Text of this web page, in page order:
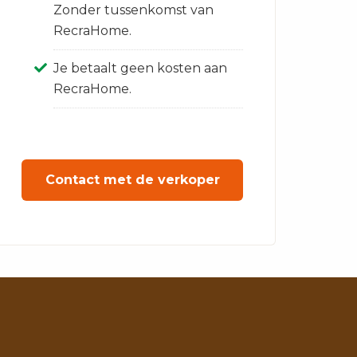
Zonder tussenkomst van
RecraHome.
Je betaalt geen kosten aan
RecraHome.
Contact met de verkoper